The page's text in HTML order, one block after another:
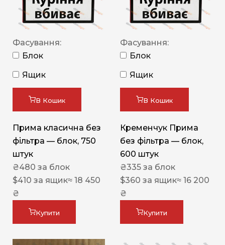
Фасування:
Блок
Ящик
В Кошик
Прима класична без
фільтра — блок, 750
штук
₴480 за блок
$410 за ящик≈ 18 450
₴
Купити
Фасування:
Блок
Ящик
В Кошик
Кременчук Прима
без фільтра — блок,
600 штук
₴335 за блок
$360 за ящик≈ 16 200
₴
Купити